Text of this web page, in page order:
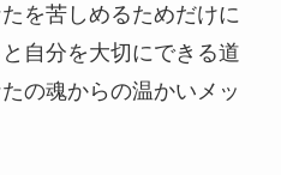
を苦しめるためだけに
自分を大切にできる道
の魂からの温かいメッ